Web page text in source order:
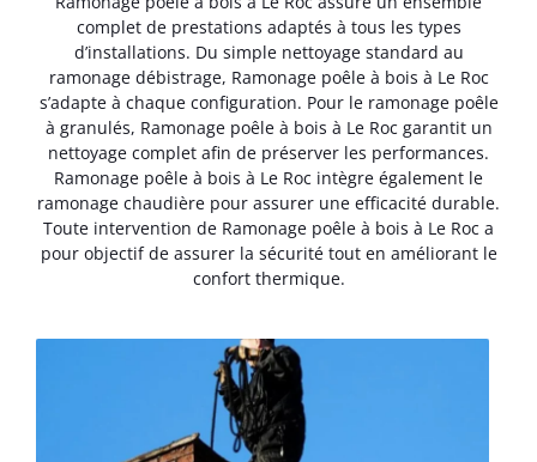
complet de prestations adaptés à tous les types
d’installations. Du simple nettoyage standard au
ramonage débistrage, Ramonage poêle à bois à Le Roc
s’adapte à chaque configuration. Pour le ramonage poêle
à granulés, Ramonage poêle à bois à Le Roc garantit un
nettoyage complet afin de préserver les performances.
Ramonage poêle à bois à Le Roc intègre également le
ramonage chaudière pour assurer une efficacité durable.
Toute intervention de Ramonage poêle à bois à Le Roc a
pour objectif de assurer la sécurité tout en améliorant le
confort thermique.